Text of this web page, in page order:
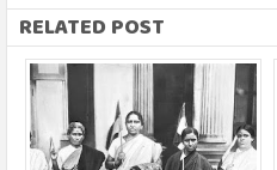
RELATED POST